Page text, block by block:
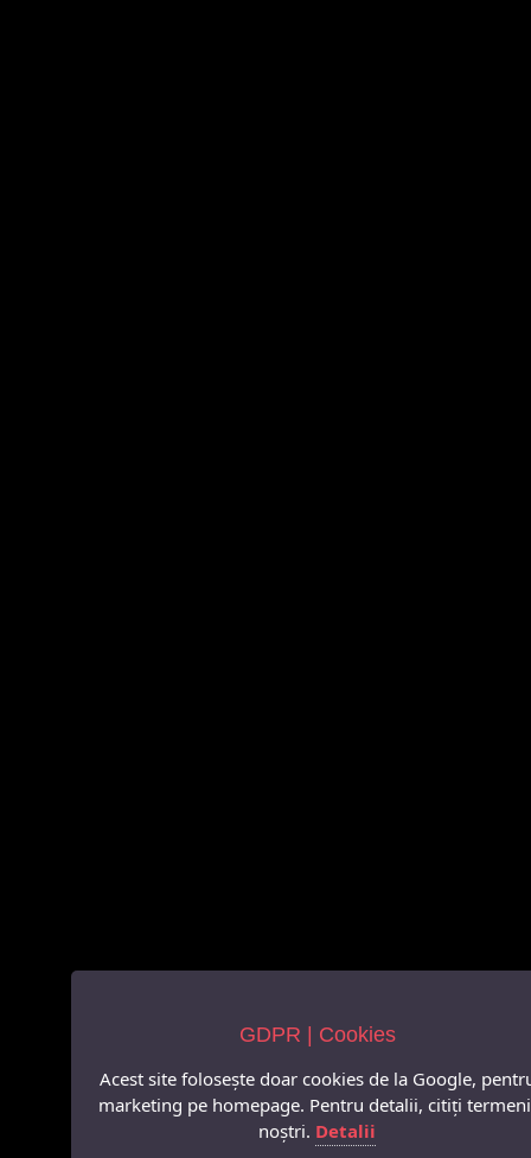
GDPR | Cookies
Acest site folosește doar cookies de la Google,
marketing pe homepage. Pentru detalii, citiți
noștri. Detalii